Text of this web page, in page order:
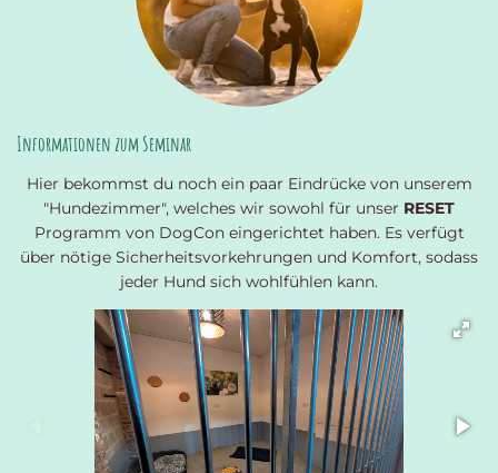
Informationen zum Seminar
Hier bekommst du noch ein paar Eindrücke von unserem
"Hundezimmer", welches wir sowohl für unser RESET
Programm von DogCon eingerichtet haben. Es verfügt
über nötige Sicherheitsvorkehrungen und Komfort, sodass
jeder Hund sich wohlfühlen kann.